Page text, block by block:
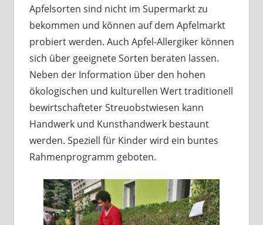
Apfelsorten sind nicht im Supermarkt zu
bekommen und können auf dem Apfelmarkt
probiert werden. Auch Apfel-Allergiker können
sich über geeignete Sorten beraten lassen.
Neben der Information über den hohen
ökologischen und kulturellen Wert traditionell
bewirtschafteter Streuobstwiesen kann
Handwerk und Kunsthandwerk bestaunt
werden. Speziell für Kinder wird ein buntes
Rahmenprogramm geboten.